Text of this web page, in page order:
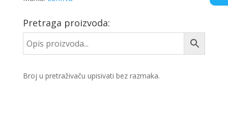
Pretraga proizvoda:
Broj u pretraživaču upisivati bez razmaka.